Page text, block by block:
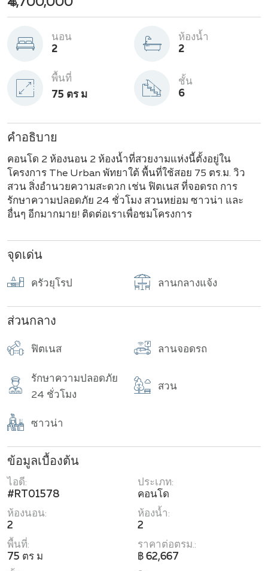
นอน
2
ห้องน้ำ
2
พื้นที่
75 ตร ม
ชั้น
6
คำอธิบาย
คอนโด 2 ห้องนอน 2 ห้องน้ำที่สวยงามแห่งนี้ตั้งอยู่ใน
โครงการ The Urban พัทยาใต้ พื้นที่ใช้สอย 75 ตร.ม. วิว
สวน สิ่งอำนวยความสะดวก เช่น ฟิตเนส ที่จอดรถ การ
รักษาความปลอดภัย 24 ชั่วโมง สวนหย่อม ซาวน่า และ
อื่นๆ อีกมากมาย! ติดต่อเราเพื่อชมโครงการ
จุดเด่น
ครัวยุโรป ลานกลางแจ้ง
ส่วนกลาง
ฟิตเนส ลานจอดรถ
รักษาความปลอดภัย
24 ชั่วโมง
สวน
ซาวน่า
ข้อมูลเบื้องต้น
ไอดี:
#RT01578
ประเภท:
คอนโด
ห้องนอน:
2
ห้องน้ำ:
2
พื้นที่:
75 ตร ม
ราคาต่อตรม.:
฿ 62,667